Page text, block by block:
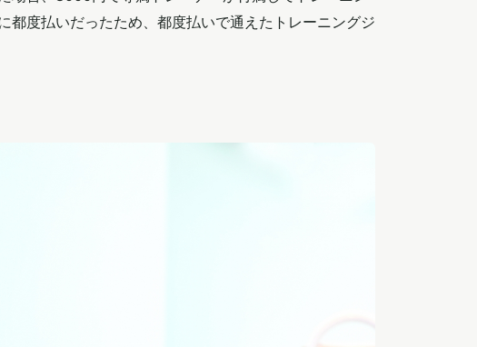
度払いだったため、都度払いで通えたトレーニングジ